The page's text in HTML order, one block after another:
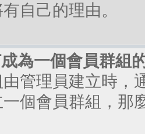
自己的理由。
為一個會員群組
管理員建立時，
個會員群組，那